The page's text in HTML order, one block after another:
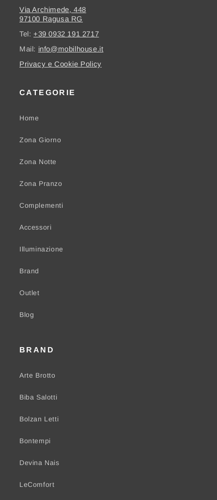
Via Archimede, 448
97100 Ragusa RG
Tel: +39 0932 191 2717
Mail: info@mobilhouse.it
Privacy e Cookie Policy
CATEGORIE
Home
Zona Giorno
Zona Notte
Zona Pranzo
Complementi
Accessori
Illuminazione
Brand
Outlet
Blog
BRAND
Arte Brotto
Biba Salotti
Bolzan Letti
Bontempi
Devina Nais
LeComfort